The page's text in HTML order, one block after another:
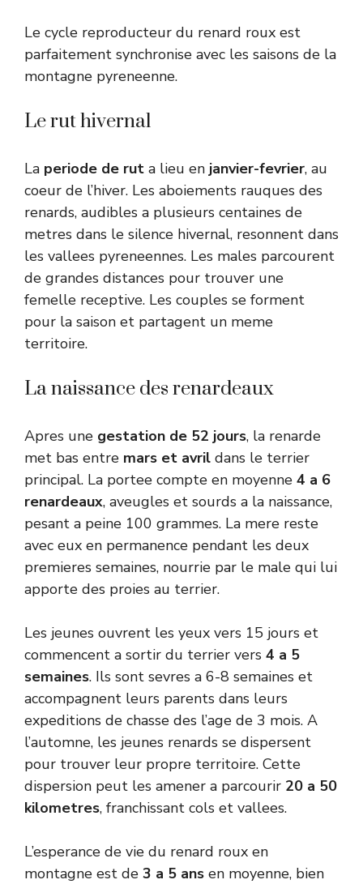
Le cycle reproducteur du renard roux est
parfaitement synchronise avec les saisons de la
montagne pyreneenne.
Le rut hivernal
La periode de rut a lieu en janvier-fevrier, au
coeur de l’hiver. Les aboiements rauques des
renards, audibles a plusieurs centaines de
metres dans le silence hivernal, resonnent dans
les vallees pyreneennes. Les males parcourent
de grandes distances pour trouver une
femelle receptive. Les couples se forment
pour la saison et partagent un meme
territoire.
La naissance des renardeaux
Apres une gestation de 52 jours, la renarde
met bas entre mars et avril dans le terrier
principal. La portee compte en moyenne 4 a 6
renardeaux, aveugles et sourds a la naissance,
pesant a peine 100 grammes. La mere reste
avec eux en permanence pendant les deux
premieres semaines, nourrie par le male qui lui
apporte des proies au terrier.
Les jeunes ouvrent les yeux vers 15 jours et
commencent a sortir du terrier vers 4 a 5
semaines. Ils sont sevres a 6-8 semaines et
accompagnent leurs parents dans leurs
expeditions de chasse des l’age de 3 mois. A
l’automne, les jeunes renards se dispersent
pour trouver leur propre territoire. Cette
dispersion peut les amener a parcourir 20 a 50
kilometres, franchissant cols et vallees.
L’esperance de vie du renard roux en
montagne est de 3 a 5 ans en moyenne, bien